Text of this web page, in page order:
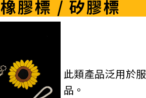
橡膠標 / 矽膠標
此類產品泛用於
品。